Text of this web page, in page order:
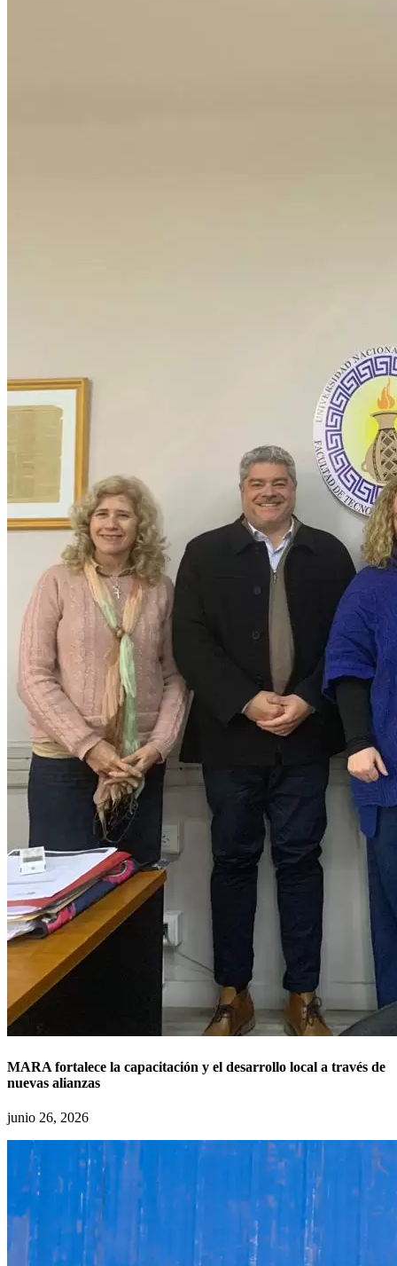
MARA fortalece la capacitación y el desarrollo local a través de
nuevas alianzas
junio 26, 2026